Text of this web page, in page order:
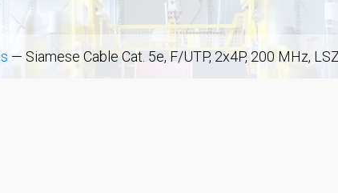
— Siamese Cable Cat. 5e, F/UTP, 2x4P, 200 MHz,